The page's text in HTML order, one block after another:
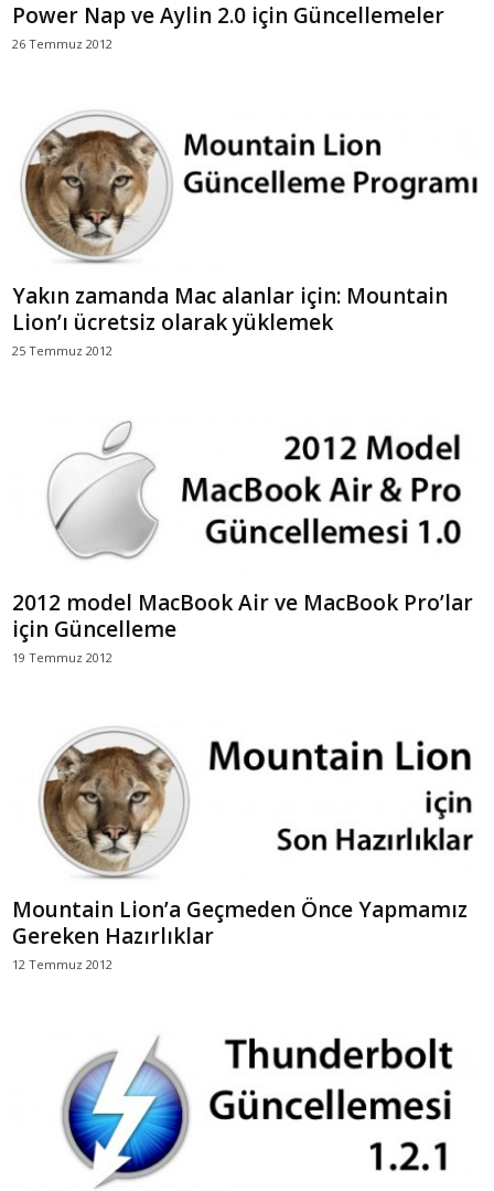
Power Nap ve Aylin 2.0 için Güncellemeler
26 Temmuz 2012
Yakın zamanda Mac alanlar için: Mountain
Lion’ı ücretsiz olarak yüklemek
25 Temmuz 2012
2012 model MacBook Air ve MacBook Pro’lar
için Güncelleme
19 Temmuz 2012
Mountain Lion’a Geçmeden Önce Yapmamız
Gereken Hazırlıklar
12 Temmuz 2012